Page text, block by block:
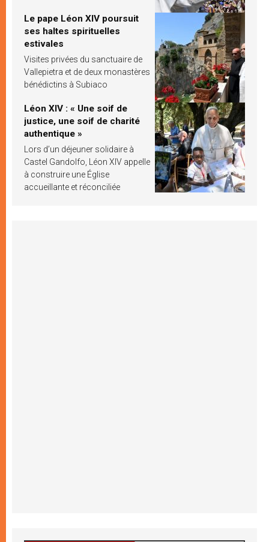
Le pape Léon XIV poursuit
ses haltes spirituelles
estivales
Visites privées du sanctuaire de
Vallepietra et de deux monastères
bénédictins à Subiaco
Léon XIV : « Une soif de
justice, une soif de charité
authentique »
Lors d’un déjeuner solidaire à
Castel Gandolfo, Léon XIV appelle
à construire une Église
accueillante et réconciliée